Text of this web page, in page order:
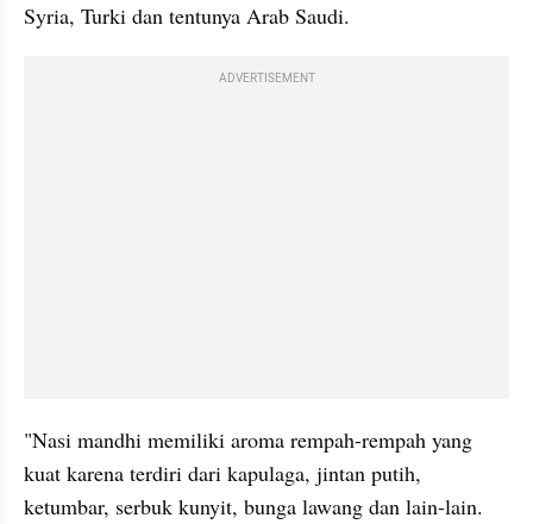
Syria, Turki dan tentunya Arab Saudi.
ADVERTISEMENT
"Nasi mandhi memiliki aroma rempah-rempah yang
kuat karena terdiri dari kapulaga, jintan putih,
ketumbar, serbuk kunyit, bunga lawang dan lain-lain.